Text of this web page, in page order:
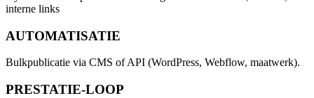
interne links
AUTOMATISATIE
Bulkpublicatie via CMS of API (WordPress, Webflow, maatwerk).
PRESTATIE-LOOP